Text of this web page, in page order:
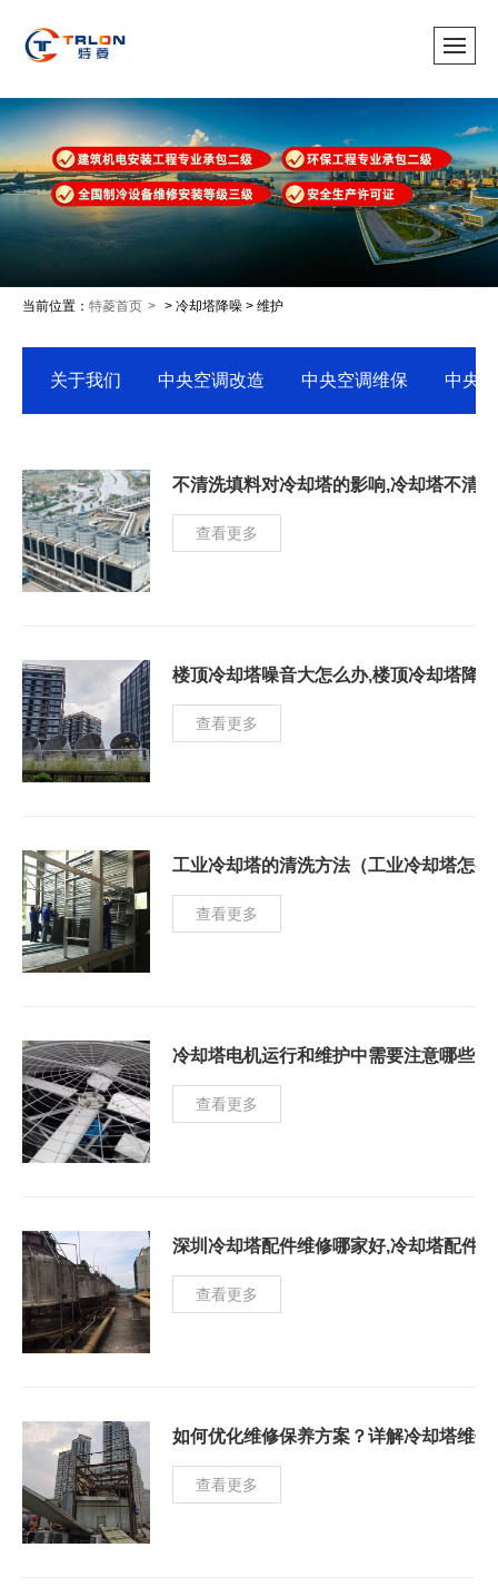
当前位置： 特菱首页 > 冷却塔降噪 > 维护
关于我们 中央空调改造 中央空调维保 中央
不清洗填料对冷却塔的影响,冷却塔不清
查看更多
楼顶冷却塔噪音大怎么办,楼顶冷却塔降
查看更多
工业冷却塔的清洗方法（工业冷却塔怎么
查看更多
冷却塔电机运行和维护中需要注意哪些问
查看更多
深圳冷却塔配件维修哪家好,冷却塔配件
查看更多
如何优化维修保养方案？详解冷却塔维修
查看更多